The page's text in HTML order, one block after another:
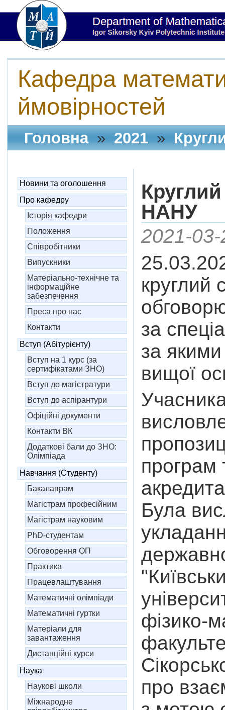
Кафедра
ймовірностей
Головна » 2021 »
НАНУ
Новини та оголошення
Про кафедру
Історія кафедри
Положення
Співробітники
Випускники
Матеріально-технічне та
інформаційне
забезпечення
Преса про нас
Контакти
Вступ (Абітурієнту)
Вступ на 1 курс (за
сертифікатами ЗНО)
Вступ до магістратури
Вступ до аспірантури
Офіційні документи
Контакти ВК
Додаткові бали до ЗНО:
Олімпіада
Навчання (Студенту)
Бакалаврам
Магістрам професійним
Магістрам науковим
PhD-студентам
Обговорення ОП
Практика
Працевлаштування
Математичні олімпіади
Математичні гуртки
Матеріали для
завантаження
Дистанційні курси
Наука
Наукові школи
Міжнародне
НАНУ
2021-03-
круглий
за
за
вищої
програм
Була
фізико-
про